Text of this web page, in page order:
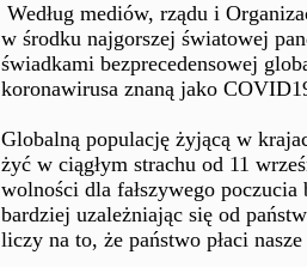
Według mediów, rządu i
w środku najgorszej światowej
świadkami bezprecedensowej
koronawirusa znaną jako
Globalną populację żyjącą w
żyć w ciągłym strachu od 11
wolności dla fałszywego
bardziej uzależniając się od
liczy na to, że państwo płaci